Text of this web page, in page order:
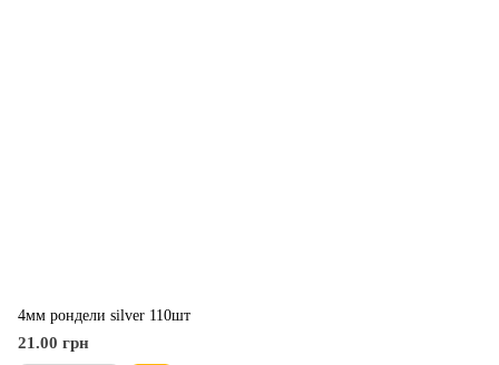
4мм рондели silver 110шт
21.00 грн